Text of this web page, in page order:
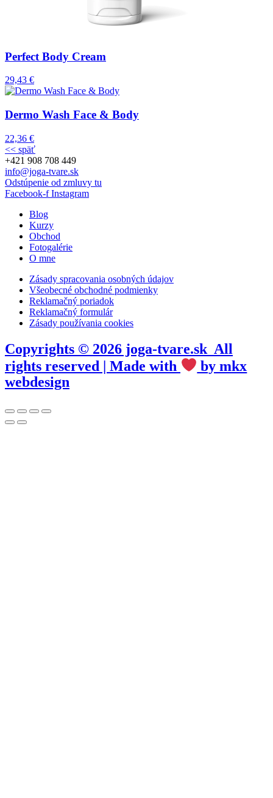
Perfect Body Cream
29,43 €
Dermo Wash Face & Body
22,36 €
<< späť
+421 908 708 449
info@joga-tvare.sk
Odstúpenie od zmluvy tu
Facebook-f Instagram
Blog
Kurzy
Obchod
Fotogalérie
O mne
Zásady spracovania osobných údajov
Všeobecné obchodné podmienky
Reklamačný poriadok
Reklamačný formulár
Zásady používania cookies
Copyrights © 2026 joga-tvare.sk All
rights reserved | Made with
by mkx
webdesign